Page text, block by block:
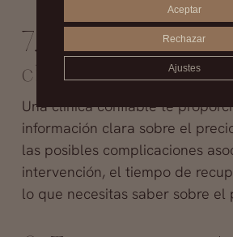
7. Transparencia en
cirugía plástica
Una clínica confiable te
información clara sobre el
las posibles complicaciones
intervención, el tiempo de
lo que necesitas saber sobre el
Aceptar
Rechazar
Ajustes